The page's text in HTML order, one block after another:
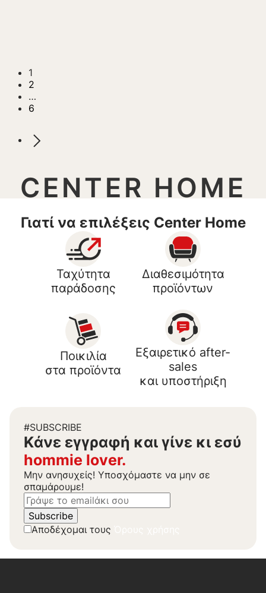
1
2
…
6
CENTER HOME
Γιατί να επιλέξεις Center Home
Ταχύτητα
παράδοσης
Διαθεσιμότητα
προϊόντων
Ποικιλία
στα προϊόντα
Εξαιρετικό after-
sales
και υποστήριξη
#SUBSCRIBE
Kάνε εγγραφή και γίνε κι εσύ
hommie lover.
Μην ανησυχείς! Υποσχόμαστε να μην σε
σπαμάρουμε!
Αποδέχομαι τους